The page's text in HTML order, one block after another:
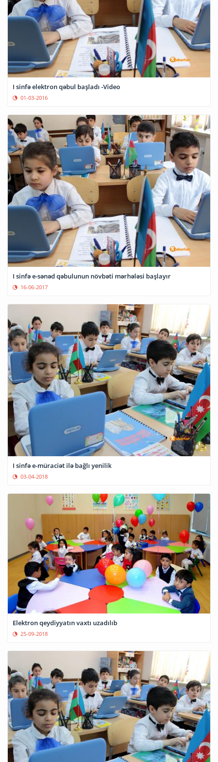
I sinfə elektron qəbul başladı -Video
01-03-2016
I sinfə e-sənəd qəbulunun növbəti mərhələsi başlayır
16-06-2017
I sinfə e-müraciət ilə bağlı yenilik
03-04-2018
Elektron qeydiyyatın vaxtı uzadılıb
25-09-2018